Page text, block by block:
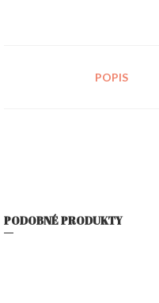
POPIS
PODOBNÉ PRODUKTY